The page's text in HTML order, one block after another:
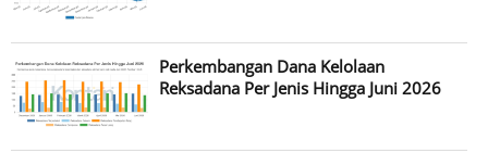
Perkembangan Dana Kelolaan
Reksadana Per Jenis Hingga Juni 2026